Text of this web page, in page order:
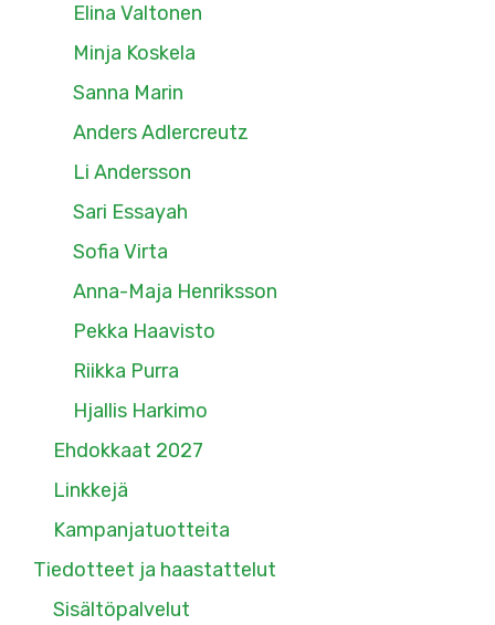
Elina Valtonen
Minja Koskela
Sanna Marin
Anders Adlercreutz
Li Andersson
Sari Essayah
Sofia Virta
Anna-Maja Henriksson
Pekka Haavisto
Riikka Purra
Hjallis Harkimo
Ehdokkaat 2027
Linkkejä
Kampanjatuotteita
Tiedotteet ja haastattelut
Sisältöpalvelut